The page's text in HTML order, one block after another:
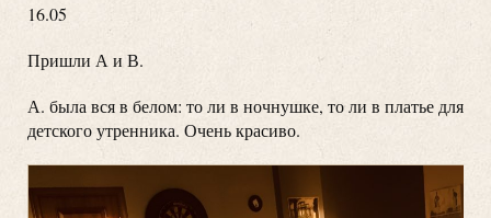
16.05
Пришли А и В.
А. была вся в белом: то ли в ночнушке, то ли в платье для
детского утренника. Очень красиво.